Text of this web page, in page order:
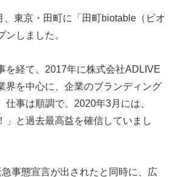
、東京・田町に「田町biotable（ビオ
ンしました。
を経て、2017年に株式会社ADLIVE
界を中心に、企業のブランディング
仕事は順調で、2020年3月には、
」と過去最高益を確信していまし
事態宣言が出されたと同時に、広